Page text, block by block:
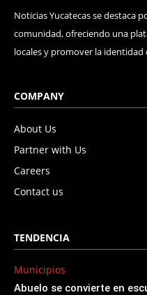
Noticias Yucatecas se destaca
comunidad, ofreciendo una
locales y promover la
COMPANY
About Us
Partner with Us
Careers
Contact us
TENDENCIA
Municipios
Abuelo se convierte en